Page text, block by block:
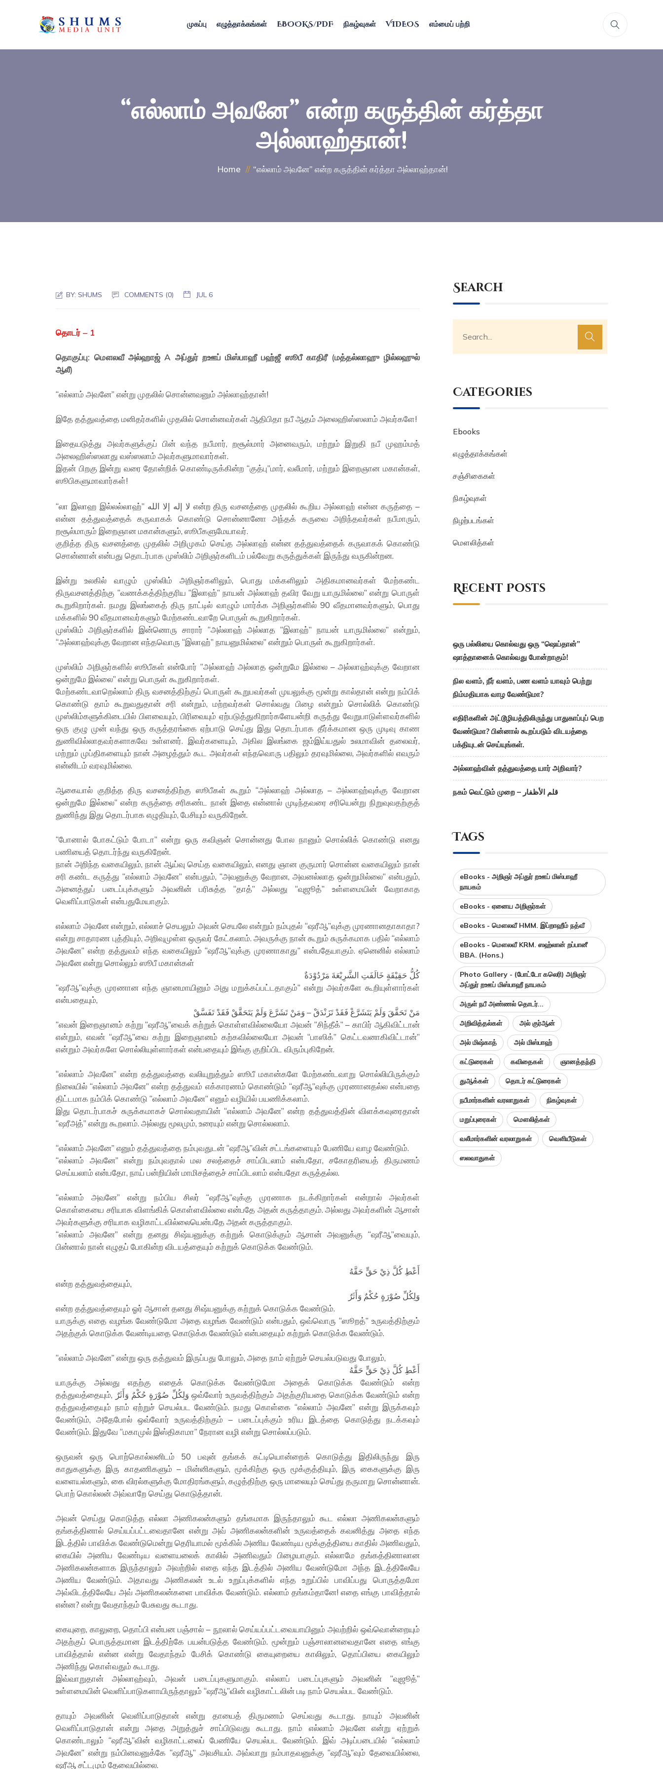
முகப்பு எழுத்தாக்கங்கள் EBOOKS/PDF நிகழ்வுகள் VIDEOS எம்மைப் பற்றி
“எல்லாம் அவனே” என்ற கருத்தின் கர்த்தா
அல்லாஹ்தான்!
Home “எல்லாம் அவனே” என்ற கருத்தின் கர்த்தா அல்லாஹ்தான்!
BY:SHUMS COMMENTS (0) JUL 6
தொடர் – 1
தொகுப்பு: மௌலவீ அல்ஹாஜ் A அப்துர் றஊப் மிஸ்பாஹீ பஹ்ஜீ ஸூபீ காதிரீ (மத்தல்லாஹு ழில்லஹுல்
ஆலீ)
“எல்லாம் அவனே” என்று முதலில் சொன்னவனும் அல்லாஹ்தான்!
இதே தத்துவத்தை மனிதர்களில் முதலில் சொன்னவர்கள் ஆதிபிதா நபீ ஆதம் அலைஹிஸ்ஸலாம் அவர்களே!
இதையடுத்து அவர்களுக்குப் பின் வந்த நபீமார், றசூல்மார் அனைவரும், மற்றும் இறுதி நபீ முஹம்மத்
அலைஹிஸ்ஸலாது வஸ்ஸலாம் அவர்களுமாவார்கள்.
இதன் பிறகு இன்று வரை தோன்றிக் கொண்டிருக்கின்ற “குத்பு”மார், வலீமார், மற்றும் இறைஞான மகான்கள்,
ஸூபிகளுமாவார்கள்!
“லா இலாஹ இல்லல்லாஹ்” لا إله إلا الله என்ற திரு வசனத்தை முதலில் கூறிய அல்லாஹ் என்ன கருத்தை –
என்ன தத்துவத்தைக் கருவாகக் கொண்டு சொன்னானோ அந்தக் கருவை அறிந்தவர்கள் நபீமாரும்,
றசூல்மாரும் இறைஞான மகான்களும், ஸூபீகளுமேயாவர்.
குறித்த திரு வசனத்தை முதலில் அறிமுகம் செய்த அல்லாஹ் என்ன தத்துவத்தைக் கருவாகக் கொண்டு
சொன்னான் என்பது தொடர்பாக முஸ்லிம் அறிஞர்களிடம் பல்வேறு கருத்துக்கள் இருந்து வருகின்றன.
இன்று உலகில் வாழும் முஸ்லிம் அறிஞர்களிலும், பொது மக்களிலும் அதிகமானவர்கள் மேற்கண்ட
திருவசனத்திற்கு “வணக்கத்திற்குரிய “இலாஹ்” நாயன் அல்லாஹ் தவிர வேறு யாருமில்லை” என்று பொருள்
கூறுகிறார்கள். நமது இலங்கைத் திரு நாட்டில் வாழும் மார்க்க அறிஞர்களில் 90 வீதமானவர்களும், பொது
மக்களில் 90 வீதமானவர்களும் மேற்கண்டவாறே பொருள் கூறுகிறார்கள்.
முஸ்லிம் அறிஞர்களில் இன்னொரு சாரார் “அல்லாஹ் அல்லாத “இலாஹ்” நாயன் யாருமில்லை” என்றும்,
“அல்லாஹ்வுக்கு வேறான எந்தவொரு “இலாஹ்” நாயனுமில்லை” என்றும் பொருள் கூறுகிறார்கள்.
முஸ்லிம் அறிஞர்களில் ஸூபீகள் என்போர் “அல்லாஹ் அல்லாத ஒன்றுமே இல்லை – அல்லாஹ்வுக்கு வேறான
ஒன்றுமே இல்லை” என்று பொருள் கூறுகிறார்கள்.
மேற்கண்டவாறெல்லாம் திரு வசனத்திற்குப் பொருள் கூறுபவர்கள் முயலுக்கு மூன்று கால்தான் என்று நம்பிக்
கொண்டு தாம் கூறுவதுதான் சரி என்றும், மற்றவர்கள் சொல்வது பிழை என்றும் சொல்லிக் கொண்டு
முஸ்லிம்களுக்கிடையில் பிளவையும், பிரிவையும் ஏற்படுத்துகிறார்களேயன்றி கருத்து வேறுபாடுள்ளவர்களில்
ஒரு குழு முன் வந்து ஒரு கருத்தரங்கை ஏற்பாடு செய்து இது தொடர்பாக தீர்க்கமான ஒரு முடிவு காண
துணிவில்லாதவர்களாகவே உள்ளனர். இவர்களையும், அகில இலங்கை ஜம்இய்யதுல் உலமாவின் தலைவர்,
மற்றும் முப்திகளையும் நான் அழைத்தும் கூட அவர்கள் எந்தவொரு பதிலும் தரவுமில்லை, அவர்களில் எவரும்
என்னிடம் வரவுமில்லை.
ஆகையால் குறித்த திரு வசனத்திற்கு ஸூபீகள் கூறும் “அல்லாஹ் அல்லாத – அல்லாஹ்வுக்கு வேறான
ஒன்றுமே இல்லை” என்ற கருத்தை சரிகண்ட நான் இதை என்னால் முடிந்தவரை சரியென்று நிறுவுவதற்குத்
துணிந்து இது தொடர்பாக எழுதியும், பேசியும் வருகிறேன்.
“போனால் போகட்டும் போடா” என்று ஒரு கவிஞன் சொன்னது போல நானும் சொல்லிக் கொண்டு எனது
பணியைத் தொடர்ந்து வருகிறேன்.
நான் அறிந்த வகையிலும், நான் ஆய்வு செய்த வகையிலும், எனது ஞான குருமார் சொன்ன வகையிலும் நான்
சரி கண்ட கருத்து “எல்லாம் அவனே” என்பதும், “அவனுக்கு வேறான, அவனல்லாத ஒன்றுமில்லை” என்பதும்,
அனைத்துப் படைப்புக்களும் அவனின் பரிசுத்த “தாத்” அல்லது “வுஜூத்” உள்ளமையின் வேறாகாத
வெளிப்பாடுகள் என்பதுமேயாகும்.
எல்லாம் அவனே என்றும், எல்லாச் செயலும் அவன் செயலே என்றும் நம்புதல் “ஷரீஆ”வுக்கு முரணானதாகாதா?
என்று சாதாரண புத்தியும், அறிவுமுள்ள ஒருவர் கேட்கலாம். அவருக்கு நான் கூறும் சுருக்கமாக பதில் “எல்லாம்
அவனே” என்ற தத்துவம் எந்த வகையிலும் “ஷரீஆ”வுக்கு முரணாகாது” என்பதேயாகும். ஏனெனில் எல்லாம்
அவனே என்று சொல்லும் ஸூபீ மகான்கள்
كُلُّ حَقِيْقَةٍ خَالَفَتِ الشَّرِيْعَةَ مَرْدُوْدَةٌ
“ஷரீஆ”வுக்கு முரணான எந்த ஞானமாயினும் அது மறுக்கப்பட்டதாகும்” என்று அவர்களே கூறியுள்ளார்கள்
என்பதையும்,
مَنْ تَحَقَّقَ وَلَمْ يَتَشَرَّعْ فَقَدْ تَزَنْدَقْ – وَمَنْ تَشَرَّعَ وَلَمْ يَتَحَقَّقْ فَقَدْ تَفَسَّقْ
“எவன் இறைஞானம் கற்று “ஷரீஆ”வைக் கற்றுக் கொள்ளவில்லையோ அவன் “சிந்தீக்” – காபிர் ஆகிவிட்டான்
என்றும், எவன் “ஷரீஆ”வை கற்று இறைஞானம் கற்கவில்லையோ அவன் “பாஸிக்” கெட்டவனாகிவிட்டான்”
என்றும் அவர்களே சொல்லியுள்ளார்கள் என்பதையும் இங்கு குறிப்பிட விரும்புகிறேன்.
“எல்லாம் அவனே” என்ற தத்துவத்தை வலியுறுத்தும் ஸூபீ மகான்களே மேற்கண்டவாறு சொல்லியிருக்கும்
நிலையில் “எல்லாம் அவனே” என்ற தத்துவம் எக்காரணம் கொண்டும் “ஷரீஆ”வுக்கு முரணானதல்ல என்பதை
திட்டமாக நம்பிக் கொண்டு “எல்லாம் அவனே” எனும் வழியில் பயணிக்கலாம்.
இது தொடர்பாகச் சுருக்கமாகச் சொல்வதாயின் “எல்லாம் அவனே” என்ற தத்துவத்தின் விளக்கவுரைதான்
“ஷரீஅத்” என்று கூறலாம். அல்லது மூலமும், உரையும் என்று சொல்லலாம்.
“எல்லாம் அவனே” எனும் தத்துவத்தை நம்புவதுடன் “ஷரீஆ”வின் சட்டங்களையும் பேணியே வாழ வேண்டும்.
“எல்லாம் அவனே” என்று நம்புவதால் மல சலத்தைச் சாப்பிடலாம் என்பதோ, சகோதரியைத் திருமணம்
செய்யலாம் என்பதோ, நாய் பன்றியின் மாமிசத்தைச் சாப்பிடலாம் என்பதோ கருத்தல்ல.
“எல்லாம் அவனே” என்று நம்பிய சிலர் “ஷரீஆ”வுக்கு முரணாக நடக்கிறார்கள் என்றால் அவர்கள்
கொள்கையை சரியாக விளங்கிக் கொள்ளவில்லை என்பதே அதன் கருத்தாகும். அல்லது அவர்களின் ஆசான்
அவர்களுக்கு சரியாக வழிகாட்டவில்லையென்பதே அதன் கருத்தாகும்.
“எல்லாம் அவனே” என்று தனது சிஷ்யனுக்கு கற்றுக் கொடுக்கும் ஆசான் அவனுக்கு “ஷரீஆ”வையும்,
பின்னால் நான் எழுதப் போகின்ற விடயத்தையும் கற்றுக் கொடுக்க வேண்டும்.
أَعْطِ كُلَّ ذِيْ حَقٍّ حَقَّهُ
என்ற தத்துவத்தையும்,
وَلِكُلِّ صُوْرَةٍ حُكْمٌ وَأَثَرٌ
என்ற தத்துவத்தையும் ஓர் ஆசான் தனது சிஷ்யனுக்கு கற்றுக் கொடுக்க வேண்டும்.
யாருக்கு எதை வழங்க வேண்டுமோ அதை வழங்க வேண்டும் என்பதும், ஒவ்வொரு “ஸூறத்” உருவத்திற்கும்
அதற்குக் கொடுக்க வேண்டியதை கொடுக்க வேண்டும் என்பதையும் கற்றுக் கொடுக்க வேண்டும்.
“எல்லாம் அவனே” என்று ஒரு தத்துவம் இருப்பது போலும், அதை நாம் ஏற்றுச் செயல்படுவது போலும்,
أَعْطِ كُلَّ ذِيْ حَقٍّ حَقَّهُ
யாருக்கு அல்லது எதற்கு எதைக் கொடுக்க வேண்டுமோ அதைக் கொடுக்க வேண்டும் என்ற
தத்துவத்தையும், وَلِكُلِّ صُوْرَةٍ حُكْمٌ وَأَثَرٌ ஒவ்வோர் உருவத்திற்கும் அதற்குரியதை கொடுக்க வேண்டும் என்ற
தத்துவத்தையும் நாம் ஏற்றுச் செயல்பட வேண்டும். நமது கொள்கை “எல்லாம் அவனே” என்று இருக்கவும்
வேண்டும், அதேபோல் ஒவ்வோர் உருவத்திற்கும் – படைப்புக்கும் உரிய இடத்தை கொடுத்து நடக்கவும்
வேண்டும். இதுவே “மகாமுல் இஸ்திகாமா” நேரான வழி என்று சொல்லப்படும்.
ஒருவன் ஒரு பொற்கொல்லனிடம் 50 பவுன் தங்கக் கட்டியொன்றைக் கொடுத்து இதிலிருந்து இரு
காதுகளுக்கு இரு காதணிகளும் – மின்னிகளும், மூக்கிற்கு ஒரு மூக்குத்தியும், இரு கைகளுக்கு இரு
வளையல்களும், கை விரல்களுக்கு மோதிரங்களும், கழுத்திற்கு ஒரு மாலையும் செய்து தருமாறு சொன்னான்.
பொற் கொல்லன் அவ்வாறே செய்து கொடுத்தான்.
அவன் செய்து கொடுத்த எல்லா அணிகலன்களும் தங்கமாக இருந்தாலும் கூட எல்லா அணிகலன்களும்
தங்கத்தினால் செய்யப்பட்டவைதானே என்று அவ் அணிகலன்களின் உருவத்தைக் கவனித்து அதை எந்த
இடத்தில் பாவிக்க வேண்டுமென்று தெரியாமல் மூக்கில் அணிய வேண்டிய மூக்குத்தியை காதில் அணிவதும்,
கையில் அணிய வேண்டிய வளையலைக் காலில் அணிவதும் பிழையாகும். எல்லாமே தங்கத்தினாலான
அணிகலன்களாக இருந்தாலும் அவற்றில் எதை எந்த இடத்தில் அணிய வேண்டுமோ அந்த இடத்திலேயே
அணிய வேண்டும். அதாவது அணிகலன் உடல் உறுப்புக்களில் எந்த உறுப்பில் பாவிப்பது பொருத்தமோ
அவ்விடத்திலேயே அவ் அணிகலன்களை பாவிக்க வேண்டும். எல்லாம் தங்கம்தானே! எதை எங்கு பாவித்தால்
என்ன? என்று வேதாந்தம் பேசுவது கூடாது.
கையுறை, காலுறை, தொப்பி என்பன பஞ்சால் – நூலால் செய்யப்பட்டவையாயினும் அவற்றில் ஒவ்வொன்றையும்
அதற்குப் பொருத்தமான இடத்திற்கே பயன்படுத்த வேண்டும். மூன்றும் பஞ்சாலானவைதானே எதை எங்கு
பாவித்தால் என்ன என்று வேதாந்தம் பேசிக் கொண்டு கையுறையை காலிலும், தொப்பியை கையிலும்
அணிந்து கொள்வதும் கூடாது.
இவ்வாறுதான் அல்லாஹ்வும், அவன் படைப்புகளுமாகும். எல்லாப் படைப்புகளும் அவனின் “வுஜூத்”
உள்ளமையின் வெளிப்பாடுகளாயிருந்தாலும் “ஷரீஆ”வின் வழிகாட்டலின் படி நாம் செயல்பட வேண்டும்.
தாயும் அவனின் வெளிப்பாடுதான் என்று தாயைத் திருமணம் செய்வது கூடாது. நாயும் அவனின்
வெளிப்பாடுதான் என்று அதை அறுத்துச் சாப்பிடுவது கூடாது. நாம் எல்லாம் அவனே என்று ஏற்றுக்
கொண்டாலும் “ஷரீஆ”வின் வழிகாட்டலைப் பேணியே செயல்பட வேண்டும். இவ் அடிப்படையில் “எல்லாம்
அவனே” என்று நம்பினவனுக்கே “ஷரீஆ” அவசியம். அவ்வாறு நம்பாதவனுக்கு “ஷரீஆ”வும் தேவையில்லை,
ஷரீஆ சட்டமும் தேவையில்லை.
Search
Categories
Ebooks
எழுத்தாக்கங்கள்
சஞ்சிகைகள்
நிகழ்வுகள்
நிழற்படங்கள்
மௌலித்கள்
Recent Posts
ஒரு பல்லியை கொல்வது ஒரு “ஷெய்தான்”
ஷாத்தானைக் கொல்வது போன்றாகும்!
நில வளம், நீர் வளம், பண வளம் யாவும் பெற்று
நிம்மதியாக வாழ வேண்டுமா?
எதிரிகளின் அட்டூழியத்திலிருந்து பாதுகாப்புப் பெற
வேண்டுமா? பின்னால் கூறப்படும் விடயத்தை
பக்தியுடன் செய்யுங்கள்.
அல்லாஹ்வின் தத்துவத்தை யார் அறிவார்?
நகம் வெட்டும் முறை – قلم الأظفار
Tags
eBooks - அறிஞர் அப்துர் றஊப் மிஸ்பாஹீ
நாயகம்
eBooks - ஏனைய அறிஞர்கள்
eBooks - மௌலவீ HMM. இப்றாஹீம் நத்வீ
eBooks - மௌலவீ KRM. ஸஹ்லான் றப்பானீ
BBA. (Hons.)
Photo Gallery - (போட்டோ கலெரி) அறிஞர்
அப்துர் றஊப் மிஸ்பாஹீ நாயகம்
அருள் நபீ அண்ணல் தொடர்...
அறிவித்தல்கள் அல் குர்ஆன்
அல் மிஷ்காத் அல் மிஸ்பாஹ்
கட்டுரைகள் கவிதைகள் ஞானத்தந்தி
துஆக்கள் தொடர் கட்டுரைகள்
நபீமார்களின் வரலாறுகள் நிகழ்வுகள்
மறுப்புரைகள் மௌலித்கள்
வலீமார்களின் வரலாறுகள் வெளியீடுகள்
ஸலவாதுகள்